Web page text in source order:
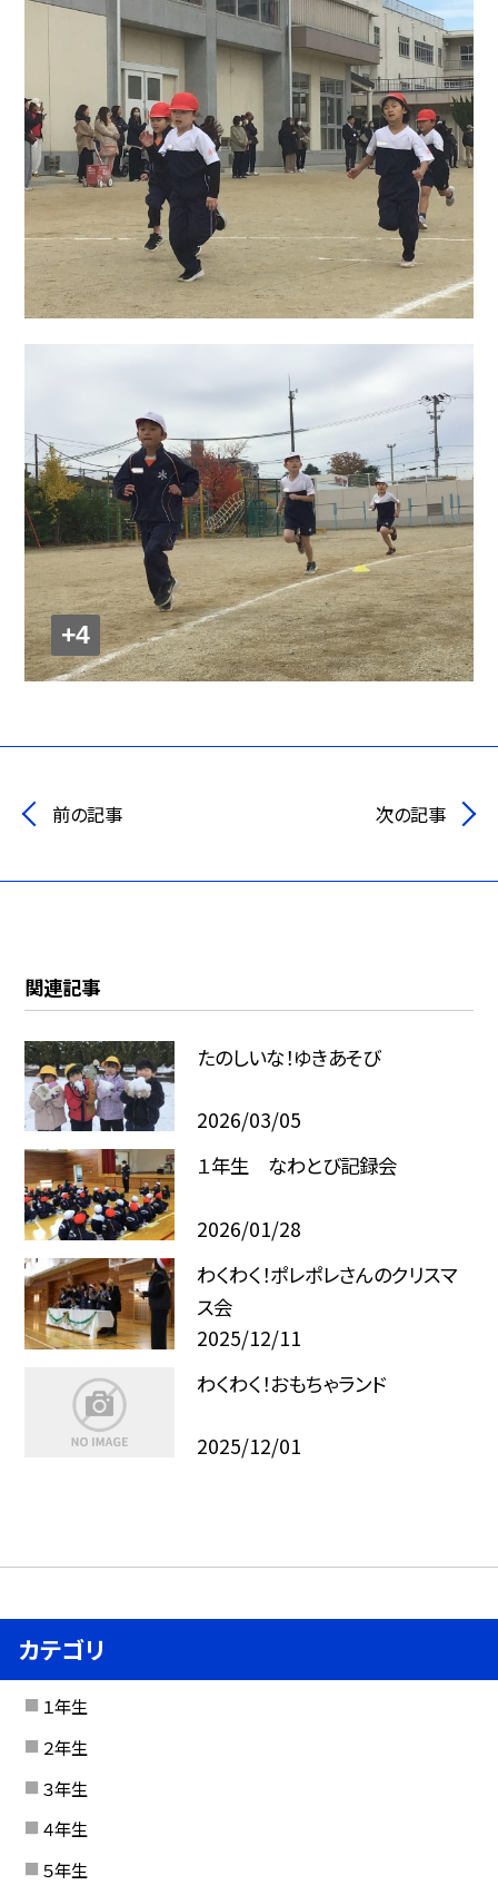
+4
前の記事 次の記事
関連記事
たのしいな！ゆきあそび
2026/03/05
１年生 なわとび記録会
2026/01/28
わくわく！ポレポレさんのクリスマ
ス会
2025/12/11
わくわく！おもちゃランド
2025/12/01
カテゴリ
１年生
２年生
３年生
４年生
５年生